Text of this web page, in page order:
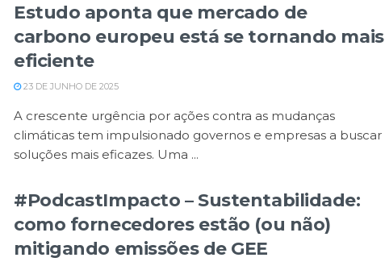
Estudo aponta que mercado de
carbono europeu está se tornando mais
eficiente
23 DE JUNHO DE 2025
A crescente urgência por ações contra as mudanças
climáticas tem impulsionado governos e empresas a buscar
soluções mais eficazes. Uma ...
#PodcastImpacto – Sustentabilidade:
como fornecedores estão (ou não)
mitigando emissões de GEE